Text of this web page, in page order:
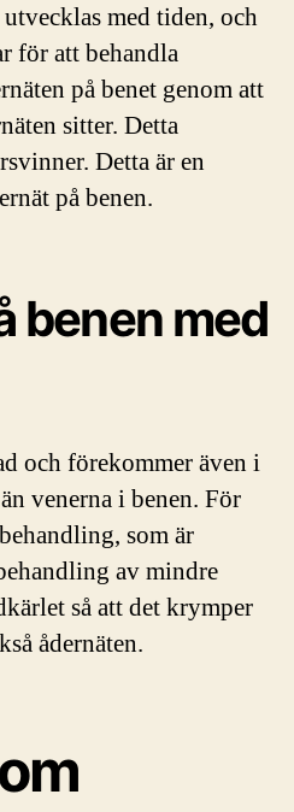
med tiden, och
för att behandla
på benet genom att
sitter. Detta
Detta är en
på benen.
benen med
och förekommer även i
venerna i benen. För
som är
av mindre
så att det krymper
ådernäten.